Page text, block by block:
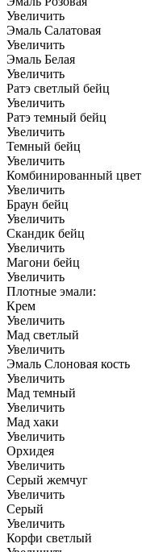
Увеличить
Эмаль Салатовая
Увеличить
Эмаль Белая
Увеличить
Ратэ светлый бейц
Увеличить
Ратэ темный бейц
Увеличить
Темный бейц
Увеличить
Комбинированный цвет
Увеличить
Браун бейц
Увеличить
Скандик бейц
Увеличить
Магони бейц
Увеличить
Плотные эмали:
Крем
Увеличить
Мад светлый
Увеличить
Эмаль Слоновая кость
Увеличить
Мад темный
Увеличить
Мад хаки
Увеличить
Орхидея
Увеличить
Серый жемчуг
Увеличить
Серый
Увеличить
Корфи светлый